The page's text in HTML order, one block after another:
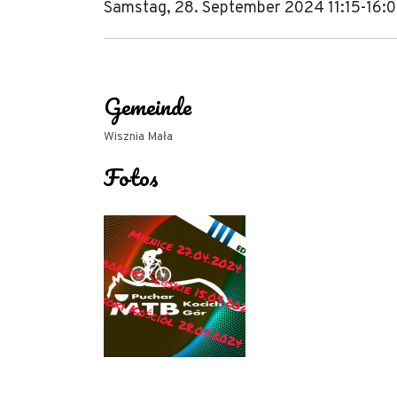
Samstag, 28. September 2024 11:15-
Gemeinde
Wisznia Mała
Fotos